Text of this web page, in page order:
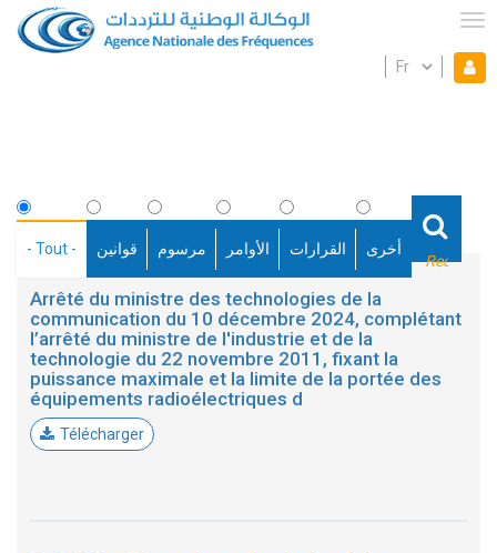
Aller
au
contenu
Mon espace
Select
- Tout - قوانين مرسوم الأوامر القرارات أخرى
Arrêté du ministre des technologies de la
communication du 10 décembre 2024, complétant
l’arrêté du ministre de l'industrie et de la
technologie du 22 novembre 2011, fixant la
puissance maximale et la limite de la portée des
équipements radioélectriques d
Télécharger